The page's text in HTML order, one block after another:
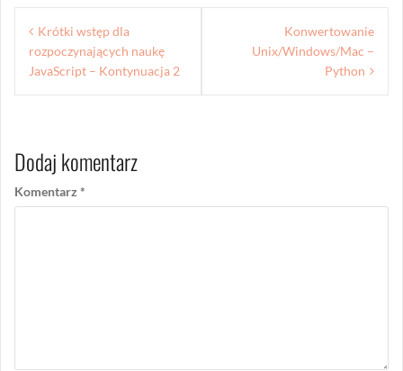
Nawigacja
wpisu
Krótki wstęp dla
rozpoczynających naukę
JavaScript – Kontynuacja 2
Konwertowanie
Unix/Windows/Mac –
Python
Dodaj komentarz
Komentarz *